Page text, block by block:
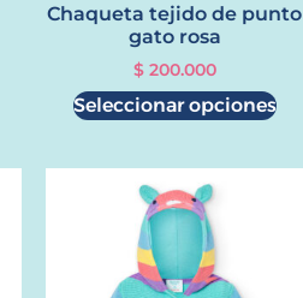
Chaqueta tejido de punto
gato rosa
$200.000
Seleccionar opciones